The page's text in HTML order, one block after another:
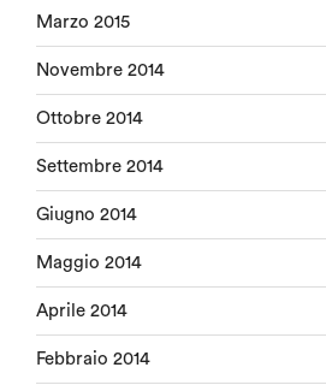
Marzo 2015
Novembre 2014
Ottobre 2014
Settembre 2014
Giugno 2014
Maggio 2014
Aprile 2014
Febbraio 2014